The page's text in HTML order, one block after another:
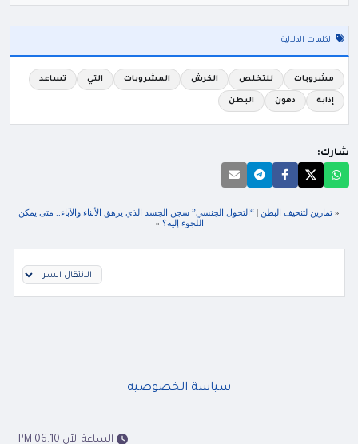
الكلمات الدلالية
مشروبات للتخلص الكرش المشروبات التي تساعد
إذابة دهون البطن
شارك:
« تمارين لتنحيف البطن | “التحول الجنسي” سجن الجسد الذي يرهق الأبناء والآباء.. متى يمكن
اللجوء إليه؟ »
سياسة الخصوصيه
الساعة الآن 06:10 PM